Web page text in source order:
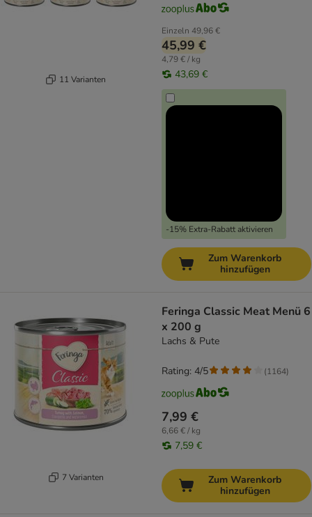
11 Varianten
Einzeln 49,96 €
45,99 €
4,79 € / kg
43,69 €
-15% Extra-Rabatt aktivieren
Zum Warenkorb
hinzufügen
7 Varianten
Feringa Classic Meat Menü 6
x 200 g
Lachs & Pute
7,99 €
6,66 € / kg
7,59 €
Rating: 4/5 (1164)
Zum Warenkorb
hinzufügen